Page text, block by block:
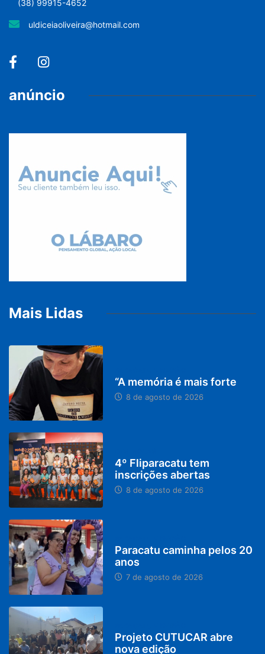
(38) 99915-4652
uldiceiaoliveira@hotmail.com
anúncio
Mais Lidas
“A memória é mais forte
8 de agosto de 2026
4º Fliparacatu tem
inscrições abertas
8 de agosto de 2026
Paracatu caminha pelos 20
anos
7 de agosto de 2026
Projeto CUTUCAR abre
nova edição